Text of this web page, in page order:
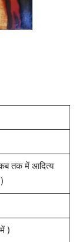
कब तक में आदित्य
)